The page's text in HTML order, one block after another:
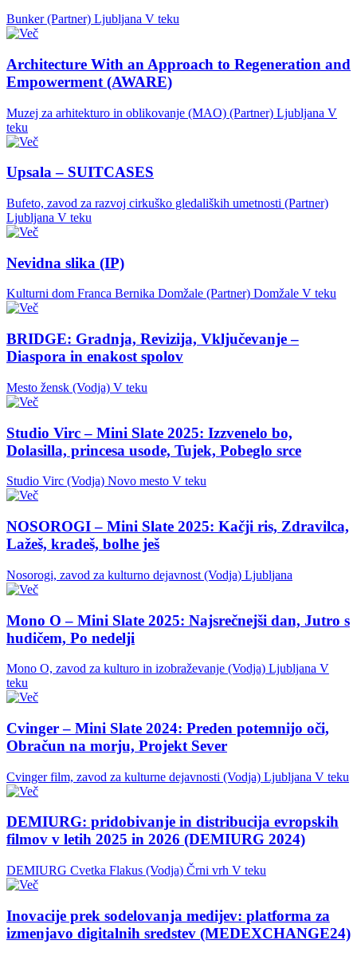
Bunker (Partner) Ljubljana V teku
Architecture With an Approach to Regeneration and
Empowerment (AWARE)
Muzej za arhitekturo in oblikovanje (MAO) (Partner) Ljubljana V
teku
Upsala – SUITCASES
Bufeto, zavod za razvoj cirkuško gledaliških umetnosti (Partner)
Ljubljana V teku
Nevidna slika (IP)
Kulturni dom Franca Bernika Domžale (Partner) Domžale V teku
BRIDGE: Gradnja, Revizija, Vključevanje –
Diaspora in enakost spolov
Mesto žensk (Vodja) V teku
Studio Virc – Mini Slate 2025: Izzvenelo bo,
Dolasilla, princesa usode, Tujek, Pobeglo srce
Studio Virc (Vodja) Novo mesto V teku
NOSOROGI – Mini Slate 2025: Kačji ris, Zdravilca,
Lažeš, kradeš, bolhe ješ
Nosorogi, zavod za kulturno dejavnost (Vodja) Ljubljana
Mono O – Mini Slate 2025: Najsrečnejši dan, Jutro s
hudičem, Po nedelji
Mono O, zavod za kulturo in izobraževanje (Vodja) Ljubljana V
teku
Cvinger – Mini Slate 2024: Preden potemnijo oči,
Obračun na morju, Projekt Sever
Cvinger film, zavod za kulturne dejavnosti (Vodja) Ljubljana V teku
DEMIURG: pridobivanje in distribucija evropskih
filmov v letih 2025 in 2026 (DEMIURG 2024)
DEMIURG Cvetka Flakus (Vodja) Črni vrh V teku
Inovacije prek sodelovanja medijev: platforma za
izmenjavo digitalnih sredstev (MEDEXCHANGE24)